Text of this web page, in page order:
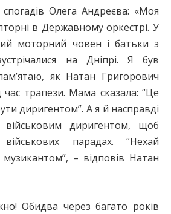
Олега Андреєва: «Моя
в Державному оркестрі. У
моторний човен і батьки з
на Дніпрі. Я був
як Натан Григорович
час трапези. Мама сказала: “Це
диригентом”. А я й насправді
диригентом, щоб
парадах. “Нехай
– відповів Натан
Обидва через багато років